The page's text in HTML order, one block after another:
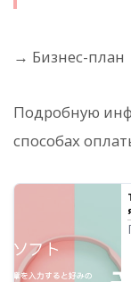
→ Бизнес-план
Подробную
способах